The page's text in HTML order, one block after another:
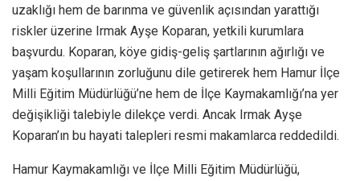
uzaklığı hem de barınma ve güvenlik açısından yarattığı
riskler üzerine Irmak Ayşe Koparan, yetkili kurumlara
başvurdu. Koparan, köye gidiş-geliş şartlarının ağırlığı ve
yaşam koşullarının zorluğunu dile getirerek hem Hamur İlçe
Milli Eğitim Müdürlüğü’ne hem de İlçe Kaymakamlığı’na yer
değişikliği talebiyle dilekçe verdi. Ancak Irmak Ayşe
Koparan’ın bu hayati talepleri resmi makamlarca reddedildi.
Hamur Kaymakamlığı ve İlçe Milli Eğitim Müdürlüğü,